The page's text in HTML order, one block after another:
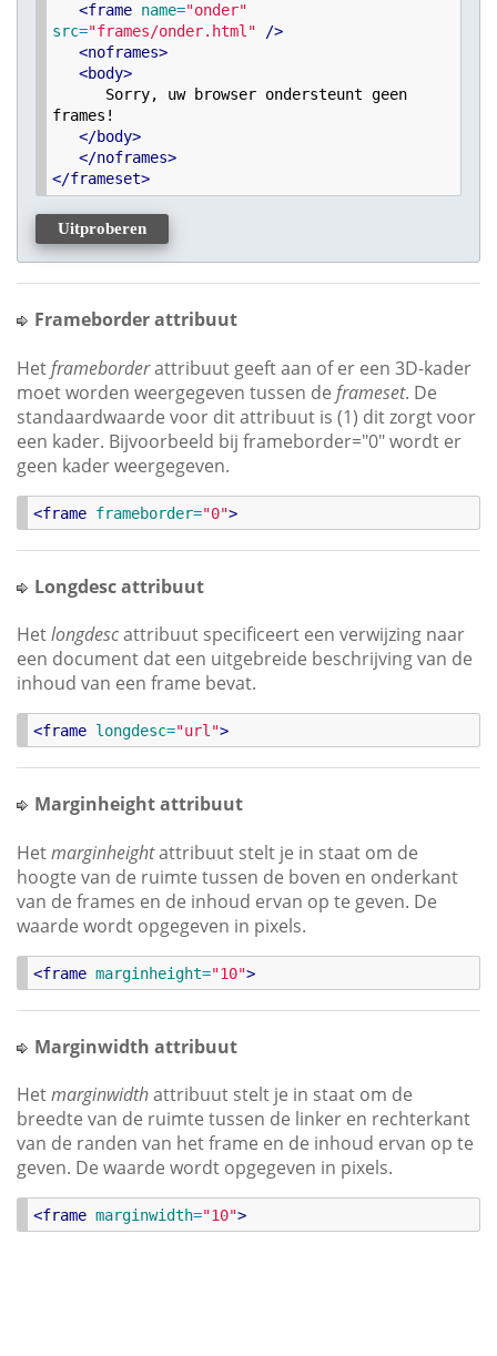
<frame name="onder"
src="frames/onder.html "
/>
<noframes>
<body>
frames!
</body>
</noframes>
</frameset>
Uitproberen
Frameborder attribuut
Hetframeborderattribuut geeft aan of er een 3D-kader
moet worden weergegeven tussen de frameset. De
standaardwaarde voor dit attribuut is (1) dit zorgt voor
een kader. Bijvoorbeeld bij frameborder="0" wordt er
geen kader weergegeven.
<frame frameborder="0">
Longdesc attribuut
Hetlongdescattribuut specificeert een verwijzing naar
een document dat een uitgebreide beschrijving van de
inhoud van een frame bevat.
<frame longdesc="url ">
Marginheight attribuut
Hetmarginheightattribuut stelt je in staat om de
hoogte van de ruimte tussen de boven en onderkant
van de frames en de inhoud ervan op te geven. De
waarde wordt opgegeven in pixels.
<frame marginheight="10">
Marginwidth attribuut
Hetmarginwidthattribuut stelt je in staat om de
breedte van de ruimte tussen de linker en rechterkant
van de randen van het frame en de inhoud ervan op te
geven. De waarde wordt opgegeven in pixels.
<frame marginwidth="10">